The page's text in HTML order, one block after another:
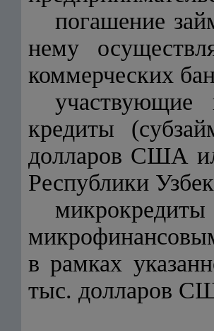
погашение
нему
коммерческих
участвующие
кредиты
долларов США
Республики
в рамках
тыс. долларов